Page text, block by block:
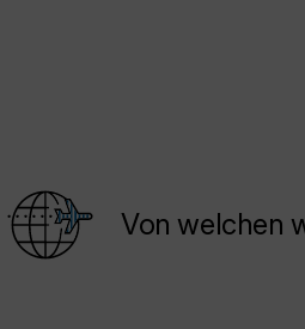
Von welchen